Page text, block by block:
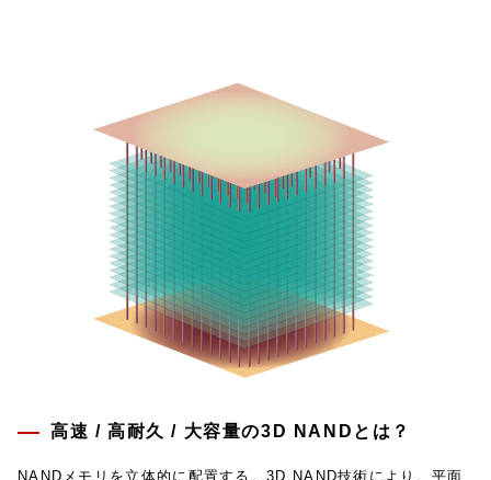
高速 / 高耐久 / 大容量の3D NANDとは？
NANDメモリを立体的に配置する、3D NAND技術により、平面